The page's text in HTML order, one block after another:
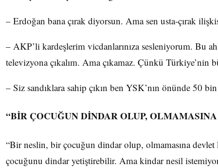
– Erdoğan bana çırak diyorsun. Ama sen usta-çırak
– AKP’li kardeşlerim vicdanlarınıza sesleniyorum. Bu
televizyona çıkalım. Ama çıkamaz. Çünkü Türkiye’nin
– Siz sandıklara sahip çıkın ben YSK’nın önünde 50
“BİR ÇOCUĞUN DİNDAR OLUP,
“Bir neslin, bir çocuğun dindar olup, olmamasına
çocuğunu dindar yetiştirebilir. Ama kindar nesil